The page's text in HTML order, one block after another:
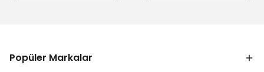
Popüler Markalar